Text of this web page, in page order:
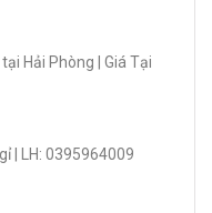
Hải Phòng | Giá Tại
| LH: 0395964009